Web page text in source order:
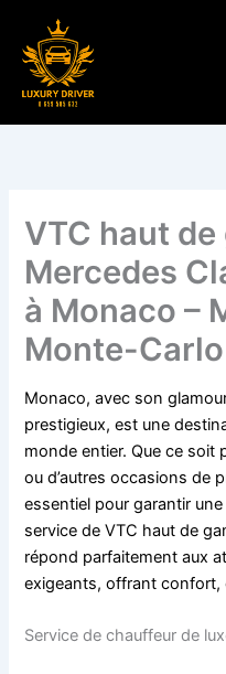
contenu
VTC haut de
Mercedes
à Monaco –
Monte-Carlo
Monaco, avec son
prestigieux, est une
monde entier. Que ce soit
ou d’autres occasions de
essentiel pour garantir
service de VTC haut de
répond parfaitement aux
exigeants, offrant confort,
Service de chauffeur de